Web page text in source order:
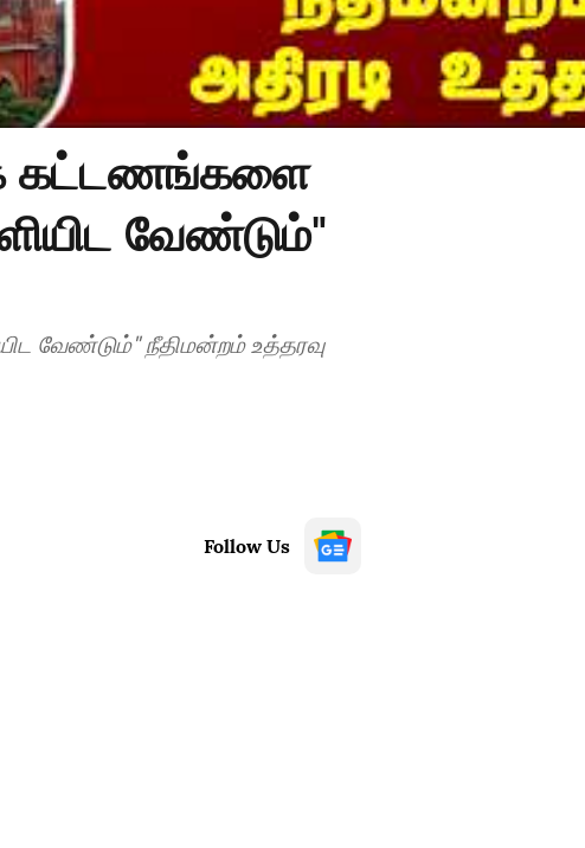
கட்டணங்களை
வேண்டும்"
வேண்டும்" நீதிமன்றம் உத்தரவு
Follow Us